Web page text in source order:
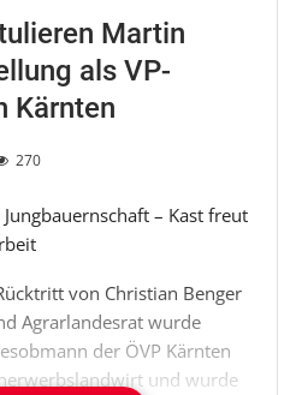
Martin
als VP-
Kärnten
270
– Kast freut
von Christian Benger
Agrarlandesrat wurde
der ÖVP Kärnten
und wurde